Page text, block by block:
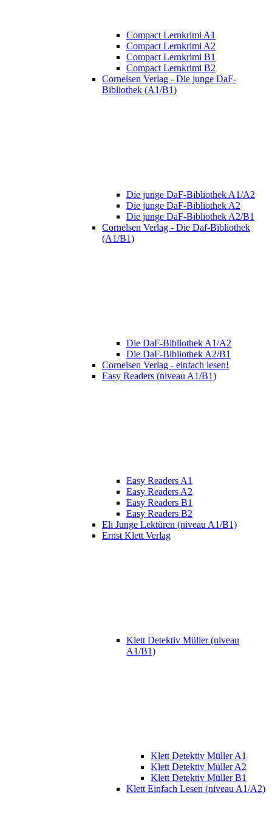
Compact Lernkrimi A1
Compact Lernkrimi A2
Compact Lernkrimi B1
Compact Lernkrimi B2
Cornelsen Verlag - Die junge DaF-
Bibliothek (A1/B1)
Die junge DaF-Bibliothek A1/A2
Die junge DaF-Bibliothek A2
Die junge DaF-Bibliothek A2/B1
Cornelsen Verlag - Die Daf-Bibliothek
(A1/B1)
Die DaF-Bibliothek A1/A2
Die DaF-Bibliothek A2/B1
Cornelsen Verlag - einfach lesen!
Easy Readers (niveau A1/B1)
Easy Readers A1
Easy Readers A2
Easy Readers B1
Easy Readers B2
Eli Junge Lektüren (niveau A1/B1)
Ernst Klett Verlag
Klett Detektiv Müller (niveau
A1/B1)
Klett Detektiv Müller A1
Klett Detektiv Müller A2
Klett Detektiv Müller B1
Klett Einfach Lesen (niveau A1/A2)